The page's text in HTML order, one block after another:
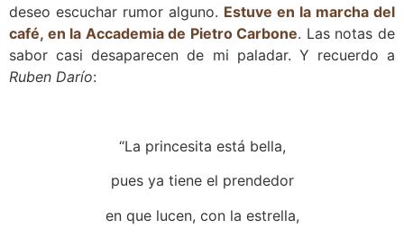
deseo escuchar rumor alguno. Estuve en la marcha del
café, en la Accademia de Pietro Carbone. Las notas de
sabor casi desaparecen de mi paladar. Y recuerdo a
Ruben Darío:
“La princesita está bella,
pues ya tiene el prendedor
en que lucen, con la estrella,